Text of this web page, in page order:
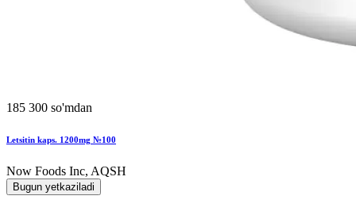
185 300 so'mdan
Letsitin kaps. 1200mg №100
Now Foods Inc, AQSH
Bugun yetkaziladi